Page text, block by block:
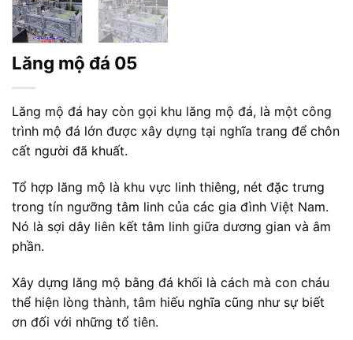
Lăng mộ đá 05
Lăng mộ đá hay còn gọi khu lăng mộ đá, là một công
trình mộ đá lớn được xây dựng tại nghĩa trang để chôn
cất người đã khuất.
Tổ hợp lăng mộ là khu vực linh thiêng, nét đặc trưng
trong tín ngưỡng tâm linh của các gia đình Việt Nam.
Nó là sợi dây liên kết tâm linh giữa dương gian và âm
phần.
Xây dựng lăng mộ bằng đá khối là cách mà con cháu
thể hiện lòng thành, tâm hiếu nghĩa cũng như sự biết
ơn đối với những tổ tiên.